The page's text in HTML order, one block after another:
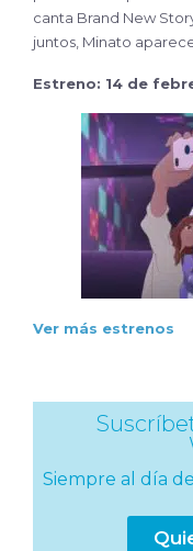
canta Brand New
juntos, Minato
Estreno: 14 de
Ver más estrenos
Siempre al día